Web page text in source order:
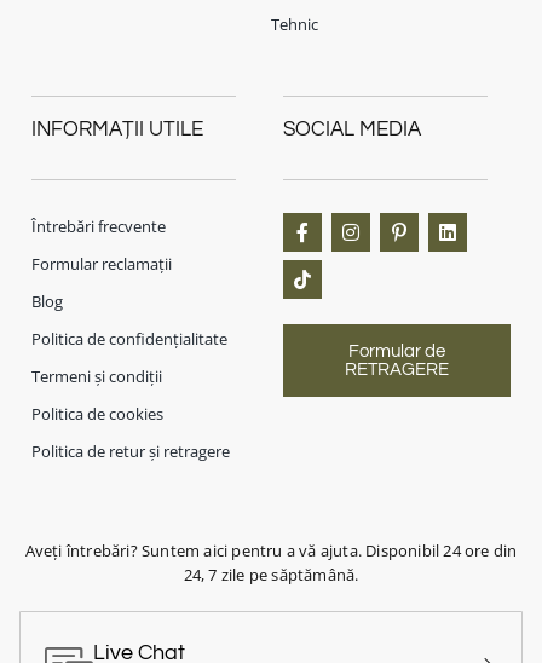
Tehnic
INFORMAȚII UTILE
Întrebări frecvente
Formular reclamații
Blog
Politica de confidențialitate
Termeni și condiții
Politica de cookies
Politica de retur și retragere
SOCIAL MEDIA
Formular de
RETRAGERE
Aveți întrebări? Suntem aici pentru a vă ajuta. Disponibil 24 ore din
24, 7 zile pe săptămână.
Live Chat